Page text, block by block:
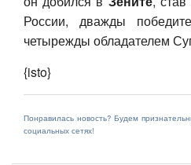
России, дважды
четырежды обладателем
{isto}
Понравилась новость? Будем
социальных сетях!